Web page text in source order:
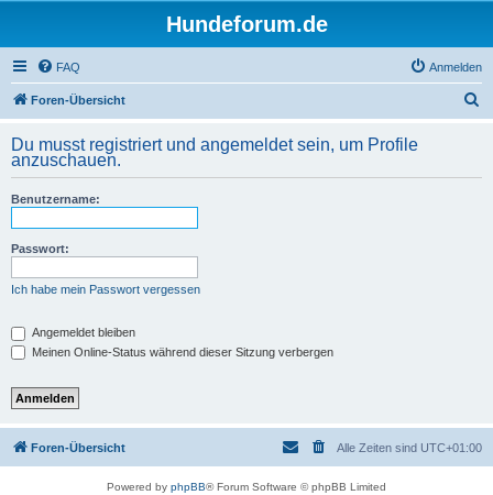
Hundeforum.de
FAQ Anmelden
Foren-Übersicht
h
Du musst registriert und angemeldet sein, um Profile
anzuschauen.
Benutzername:
Passwort:
Ich habe mein Passwort vergessen
Angemeldet bleiben
Meinen Online-Status während dieser Sitzung verbergen
Foren-Übersicht Alle Zeiten sind UTC+01:00
Powered by phpBB® Forum Software © phpBB Limited